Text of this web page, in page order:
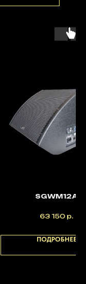
SGWM12A
63 150 р.
ПОДРОБНЕЕ